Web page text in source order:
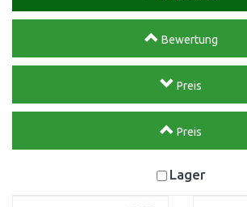
Bewertung
Preis
Preis
Lager